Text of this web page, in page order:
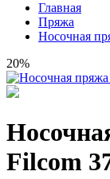
Главная
Пряжа
Носочная
20%
Filcom